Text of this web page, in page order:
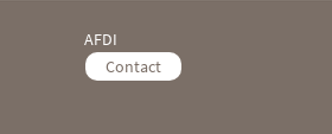
Menu Footer IHEI 4
AFDI
Contact